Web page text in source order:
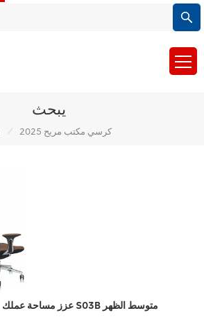
يبحث
/ كرسي مكتب مريح 2025
عزز مساحة عملك مع كرسي المكتب المريح S03B متوسط الظهر